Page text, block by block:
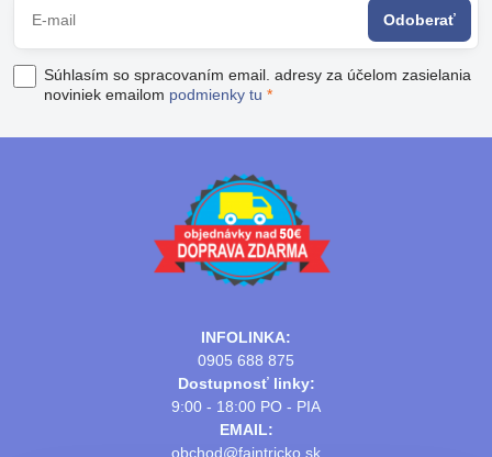
Odoberať
Súhlasím so spracovaním email. adresy za účelom zasielania
noviniek emailom podmienky tu *
INFOLINKA:
0905 688 875
Dostupnosť linky:
9:00 - 18:00 PO - PIA
EMAIL:
obchod@fajntricko.sk